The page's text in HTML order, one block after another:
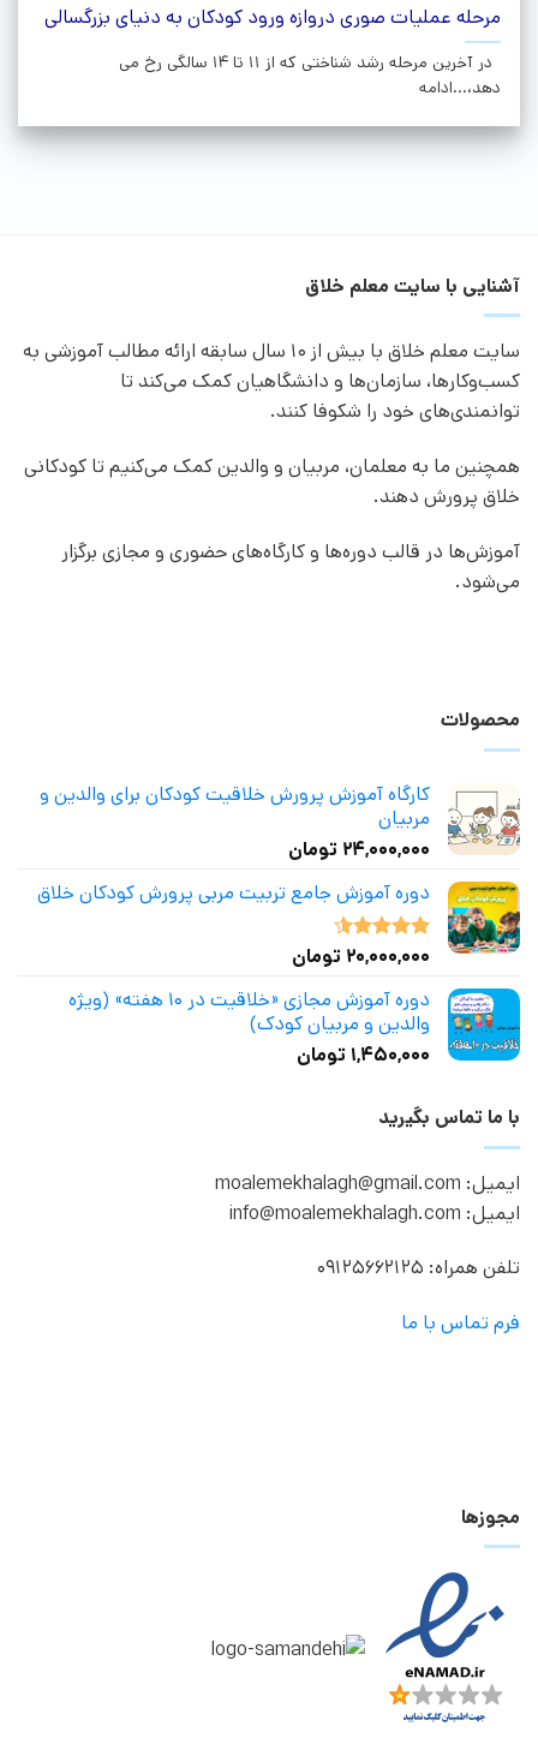
مرحله عملیات صوری دروازه ورود کودکان به دنیای بزرگسالی
در آخرین مرحله رشد شناختی که از 11 تا 14 سالگی رخ می
دهد،...ادامه
آشنایی با سایت معلم خلاق
سایت معلم خلاق با بیش از 10 سال سابقه ارائه مطالب آموزشی به
کسب‌وکارها، سازمان‌ها و دانشگاهیان کمک می‌کند تا
توانمندی‌های خود را شکوفا کنند.
همچنین ما به معلمان، مربیان و والدین کمک می‌کنیم تا کودکانی
خلاق پرورش دهند.
آموزش‌ها در قالب دوره‌ها و کارگاه‌های حضوری و مجازی برگزار
می‌شود.
محصولات
کارگاه آموزش پرورش خلاقیت کودکان برای والدین و
مربیان
۲۴,۰۰۰,۰۰۰ تومان
دوره آموزش جامع تربیت مربی پرورش کودکان خلاق
نمره4.50
۲۰,۰۰۰,۰۰۰ تومان
دوره آموزش مجازی «خلاقیت در ۱۰ هفته» (ویژه
والدین و مربیان کودک)
۱,۴۵۰,۰۰۰ تومان
با ما تماس بگیرید
ایمیل: moalemekhalagh@gmail.com
ایمیل: info@moalemekhalagh.com
تلفن همراه: 09125662125
فرم تماس با ما
مجوزها